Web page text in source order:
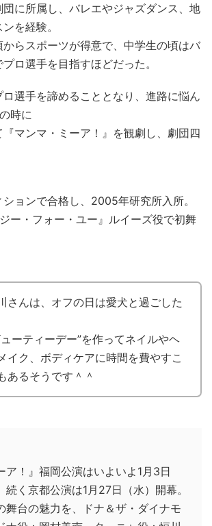
に所属し、バレエやジャズダンス、地
を経験。
からスポーツが得意で、中学生の頃はバ
ロ選手を目指すほどだった。
選手を諦めることとなり、進路に悩ん
時に
マンマ・ミーア！』を観劇し、劇団四
ョンで合格し、2005年研究所入所。
ー・フォー・ユー』ルイーズ役で初舞
さんは、オフの日は愛犬と過ごした
ーティーデー”を作ってネイルやヘ
イク、ボディケアに時間を費やすこ
あるそうです＾＾
ア！』福岡公演はいよいよ1月3日
続く京都公演は1月27日（水）開幕。
舞台の魅力を、ドナ＆ザ・ダイナモ